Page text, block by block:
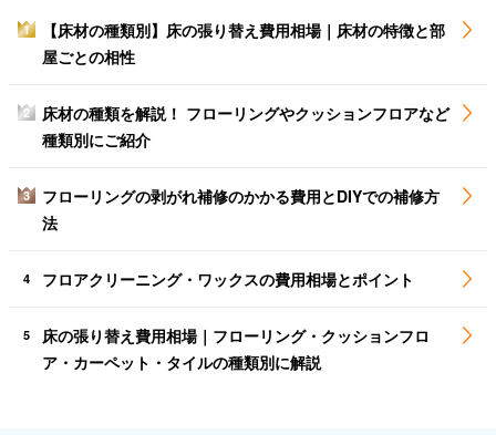
1
【床材の種類別】床の張り替え費用相場｜床材の特徴と部
屋ごとの相性
2
床材の種類を解説！ フローリングやクッションフロアなど
種類別にご紹介
3
フローリングの剥がれ補修のかかる費用とDIYでの補修方
法
4 フロアクリーニング・ワックスの費用相場とポイント
5
床の張り替え費用相場｜フローリング・クッションフロ
ア・カーペット・タイルの種類別に解説